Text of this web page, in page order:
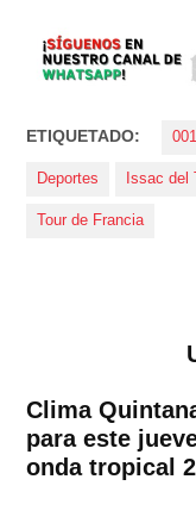
ETIQUETADO:
Deportes Issac del
Tour de Francia
Clima
para este
onda tropical